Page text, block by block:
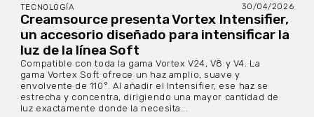
TECNOLOGÍA 30/04/2026
Creamsource presenta Vortex Intensifier,
un accesorio diseñado para intensificar la
luz de la línea Soft
Compatible con toda la gama Vortex V24, V8 y V4. La
gama Vortex Soft ofrece un haz amplio, suave y
envolvente de 110°. Al añadir el Intensifier, ese haz se
estrecha y concentra, dirigiendo una mayor cantidad de
luz exactamente donde la necesita...